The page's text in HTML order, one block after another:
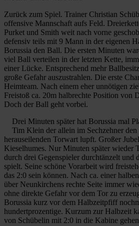
Zurück zum Spiel. Trainer Christian
offensive Mannschaft aufs Feld.
Purket und Smith weit nach vorne
defensiv teils mit 9 Mann in der eigenen
Borussia den Ball. Die ersten Minuten
viel Ball verteilen in der letzten Kette,
einer Lücke. Entsprechend mehr
große Gefahr auszustrahlen. Die erste
Heimteam. Nach einem eher unnötigen
Freistoß ca. 20m halbrechte Position von
Doch der Ball geht vorbei.
Drei Minuten später hat Borussia mal
Tim Klein der allein im Sechzehner
herauseilenden Torwart lupft. Großer
Kieselhumes. Nur Minuten später wieder
durch drei Gegenspieler durchtänzelt und
spielt. Seine schöne Vorarbeit wird
das 2:0 sein können. Nach ca. einer
über Neunkirchens rechte Seite immer
ohne direkte Gefahr vor dem Tor zu
Borussia kurz vor dem Halbzeitpfiff
hundertprozentige. Kurzum zur Halbzeit
von Schübelin mit 2:0 in die Kabine